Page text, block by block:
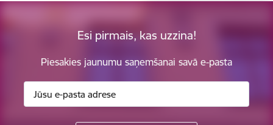
Esi pirmais, kas uzzina!
Piesakies jaunumu saņemšanai savā e-pasta